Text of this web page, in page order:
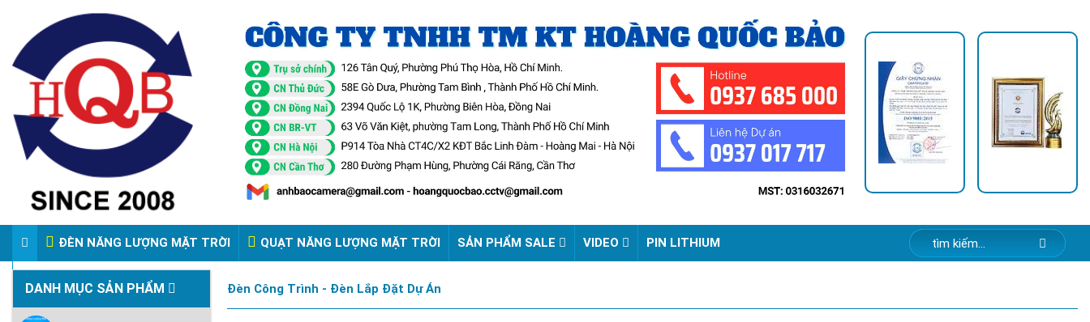
ĐÈN NĂNG LƯỢNG MẶT TRỜI QUẠT NĂNG LƯỢNG MẶT TRỜI SẢN PHẨM SALE VIDEO PIN LITHIUM
VIDEO ĐÈN PHA ĐIỆN 220V
DANH MỤC SẢN PHẨM Đèn Công Trình - Đèn Lắp Đặt Dự Án